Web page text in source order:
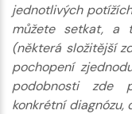
jednotlivých
můžete setkat, a
(některá složitější
pochopení
podobnosti zde
konkrétní diagnózu,